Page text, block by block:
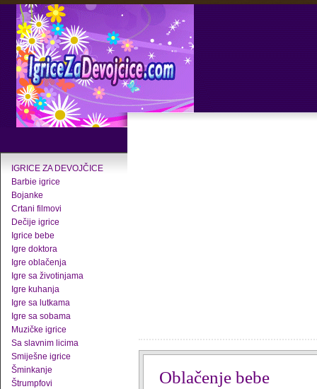
IGRICE ZA DEVOJČICE
Barbie igrice
Bojanke
Crtani filmovi
Dečije igrice
Igrice bebe
Igre doktora
Igre oblačenja
Igre sa životinjama
Igre kuhanja
Igre sa lutkama
Igre sa sobama
Muzičke igrice
Sa slavnim licima
Smiješne igrice
Šminkanje
Štrumpfovi
Oblačenje bebe